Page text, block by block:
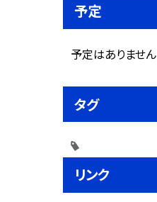
予定
予定はありません
タグ
リンク